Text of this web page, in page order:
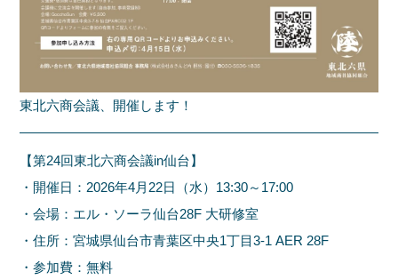
東北六商会議、開催します！
【第24回東北六商会議in仙台】
・開催日：2026年4月22日（水）13:30～17:00
・会場：エル・ソーラ仙台28F 大研修室
・住所：宮城県仙台市青葉区中央1丁目3-1 AER 28F
・参加費：無料